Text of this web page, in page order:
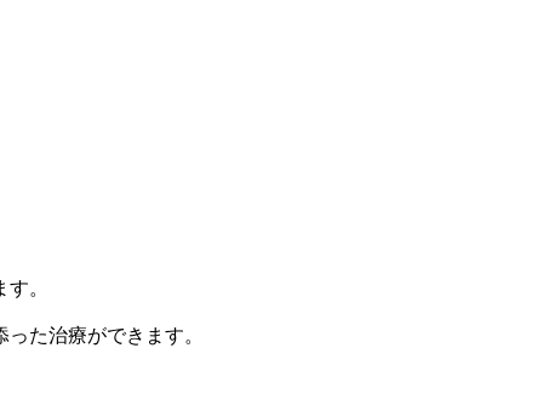
。
た治療ができます。